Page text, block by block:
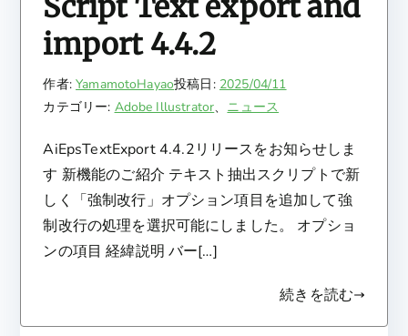
Script Text export and
import 4.4.2
作者:YamamotoHayao投稿日: 2025/04/11
カテゴリー: Adobe Illustrator、 ニュース
AiEpsTextExport 4.4.2リリースをお知らせしま
す 新機能のご紹介 テキスト抽出スクリプトで新
しく「強制改行」オプション項目を追加して強
制改行の処理を選択可能にしました。 オプショ
ンの項目 経緯説明 バー[…]
続きを読む